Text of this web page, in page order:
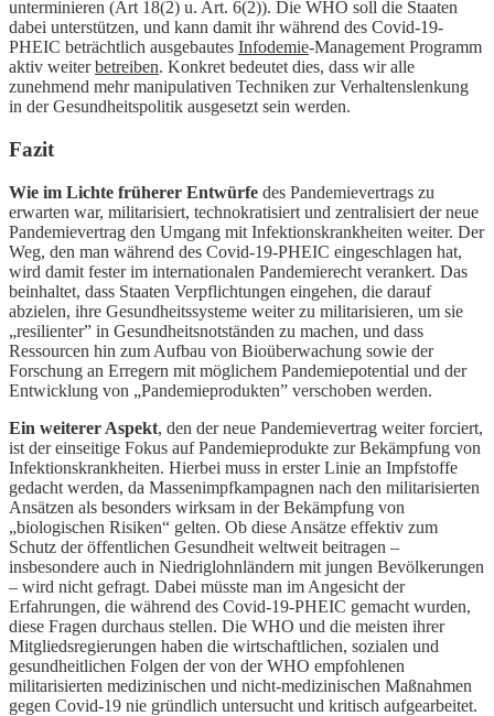
unterminieren (Art 18(2) u. Art. 6(2)). Die WHO soll die Staaten
dabei unterstützen, und kann damit ihr während des Covid-19-
PHEIC beträchtlich ausgebautes Infodemie-Management Programm
aktiv weiterbetreiben. Konkret bedeutet dies, dass wir alle
zunehmend mehr manipulativen Techniken zur Verhaltenslenkung
in der Gesundheitspolitik ausgesetzt sein werden.
Fazit
Wie im Lichte früherer Entwürfe des Pandemievertrags zu
erwarten war, militarisiert, technokratisiert und zentralisiert der neue
Pandemievertrag den Umgang mit Infektionskrankheiten weiter. Der
Weg, den man während des Covid-19-PHEIC eingeschlagen hat,
wird damit fester im internationalen Pandemierecht verankert. Das
beinhaltet, dass Staaten Verpflichtungen eingehen, die darauf
abzielen, ihre Gesundheitssysteme weiter zu militarisieren, um sie
„resilienter” in Gesundheitsnotständen zu machen, und dass
Ressourcen hin zum Aufbau von Bioüberwachung sowie der
Forschung an Erregern mit möglichem Pandemiepotential und der
Entwicklung von „Pandemieprodukten” verschoben werden.
Ein weiterer Aspekt, den der neue Pandemievertrag weiter forciert,
ist der einseitige Fokus auf Pandemieprodukte zur Bekämpfung von
Infektionskrankheiten. Hierbei muss in erster Linie an Impfstoffe
gedacht werden, da Massenimpfkampagnen nach den militarisierten
Ansätzen als besonders wirksam in der Bekämpfung von
„biologischen Risiken“ gelten. Ob diese Ansätze effektiv zum
Schutz der öffentlichen Gesundheit weltweit beitragen –
insbesondere auch in Niedriglohnländern mit jungen Bevölkerungen
– wird nicht gefragt. Dabei müsste man im Angesicht der
Erfahrungen, die während des Covid-19-PHEIC gemacht wurden,
diese Fragen durchaus stellen. Die WHO und die meisten ihrer
Mitgliedsregierungen haben die wirtschaftlichen, sozialen und
gesundheitlichen Folgen der von der WHO empfohlenen
militarisierten medizinischen und nicht-medizinischen Maßnahmen
gegen Covid-19 nie gründlich untersucht und kritisch aufgearbeitet.